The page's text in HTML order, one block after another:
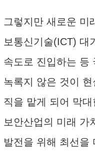
그렇지만 새로운 미
보통신기술(ICT) 대
속도로 진입하는 등
녹록지 않은 것이
직을 맡게 되어 막
보안산업의 미래 가
발전을 위해 최선을